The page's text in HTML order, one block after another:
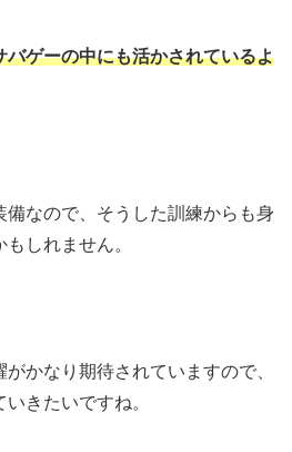
バゲーの中にも活かされているよ
なので、そうした訓練からも身
しれません。
かなり期待されていますので、
きたいですね。